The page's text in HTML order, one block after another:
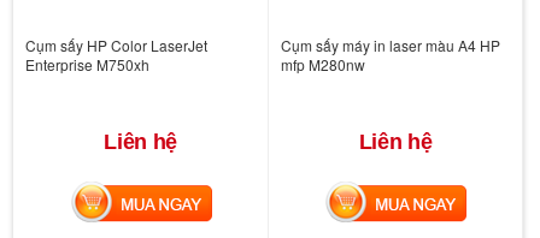
Cụm sấy HP Color LaserJet
Enterprise M750xh
Liên hệ
MUA NGAY
Cụm sấy máy in laser màu A4 HP
mfp M280nw
Liên hệ
MUA NGAY